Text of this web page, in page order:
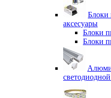
Блоки
аксесуары
Блоки
Блоки